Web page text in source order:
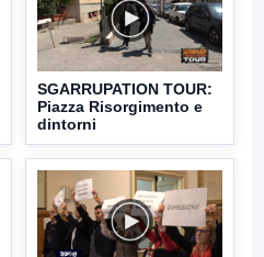
SGARRUPATION TOUR:
Piazza Risorgimento e
dintorni